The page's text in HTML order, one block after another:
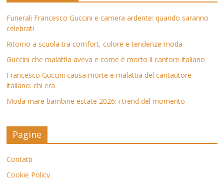
Funerali Francesco Guccini e camera ardente: quando saranno
celebrati
Ritorno a scuola tra comfort, colore e tendenze moda
Guccini che malattia aveva e come è morto il cantore italiano
Francesco Guccini causa morte e malattia del cantautore
italiano: chi era
Moda mare bambine estate 2026: i trend del momento
Pagine
Contatti
Cookie Policy